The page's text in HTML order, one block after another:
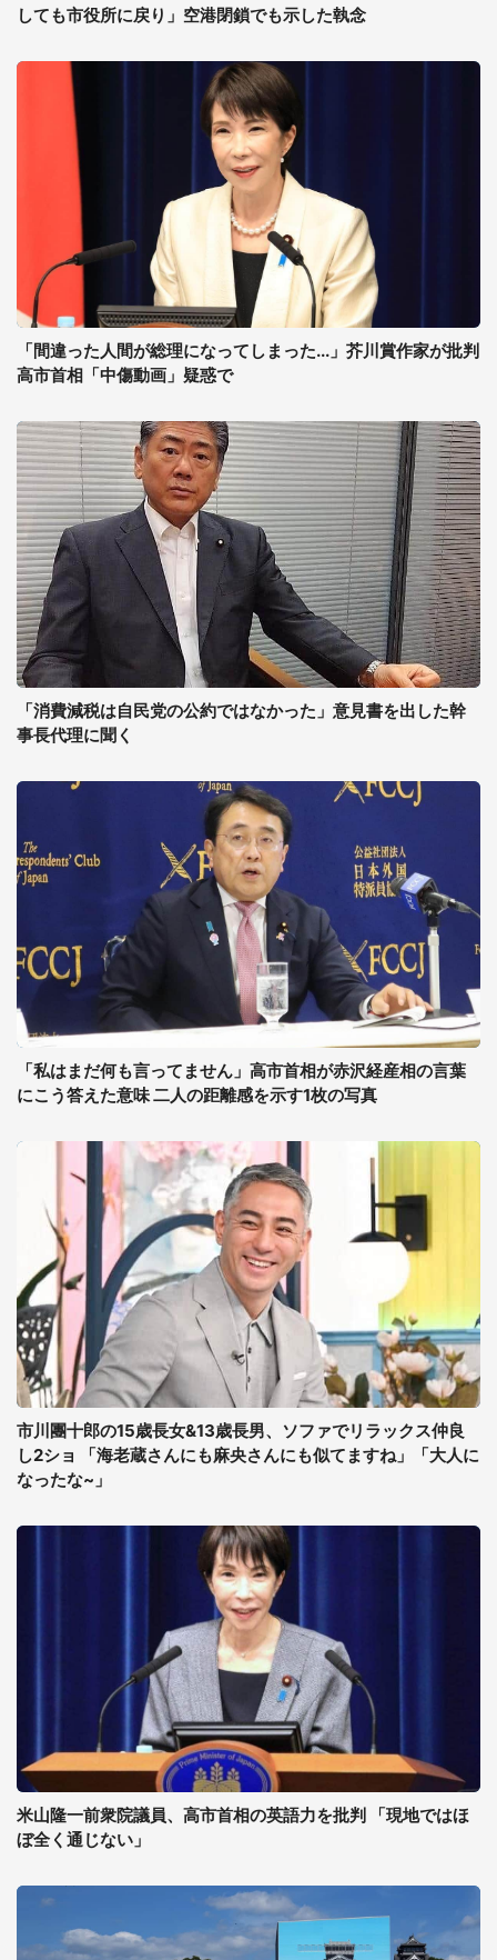
しても市役所に戻り」空港閉鎖でも示した執念
「間違った人間が総理になってしまった...」芥川賞作家が批判
高市首相「中傷動画」疑惑で
「消費減税は自民党の公約ではなかった」意見書を出した幹
事長代理に聞く
「私はまだ何も言ってません」高市首相が赤沢経産相の言葉
にこう答えた意味 二人の距離感を示す1枚の写真
市川團十郎の15歳長女&13歳長男、ソファでリラックス仲良
し2ショ 「海老蔵さんにも麻央さんにも似てますね」「大人に
なったな~」
米山隆一前衆院議員、高市首相の英語力を批判 「現地ではほ
ぼ全く通じない」